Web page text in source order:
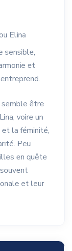
Elina
sensible,
et
semble être
voire un
et la féminité,
Peu
en quête
et leur